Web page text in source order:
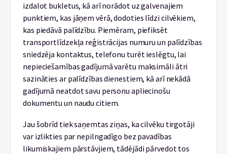
izdalot bukletus, kā arī norādot uz galvenajiem
punktiem, kas jāņem vērā, dodoties līdzi cilvēkiem,
kas piedāvā palīdzību. Piemēram, piefiksēt
transportlīdzekļa reģistrācijas numuru un palīdzības
sniedzēja kontaktus, telefonu turēt ieslēgtu, lai
nepieciešamības gadījumā varētu maksimāli ātri
sazināties ar palīdzības dienestiem, kā arī nekādā
gadījumā neatdot savu personu apliecinošu
dokumentu un naudu citiem.
Jau šobrīd tiek saņemtas ziņas, ka cilvēku tirgotāji
var izlikties par nepilngadīgo bez pavadības
likumiskajiem pārstāvjiem, tādējādi pārvedot tos